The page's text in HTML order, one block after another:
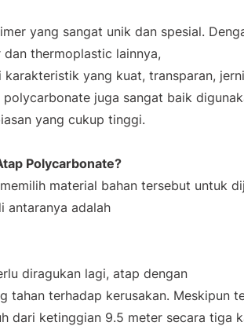
yang sangat unik dan spesial.
danthermoplastic lainnya,
karakteristik yang kuat, transparan,
polycarbonate juga sangat baik
yang cukup tinggi.
Polycarbonate?
material bahan tersebut untuk
antaranya adalah
diragukan lagi, atap dengan
tahan terhadap kerusakan. Meskipun
dari ketinggian 9.5 meter secara tiga